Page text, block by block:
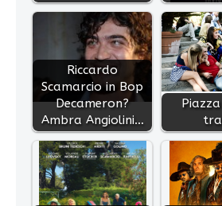
Riccardo
Scamarcio in Bop
Decameron?
Ambra Angiolini…